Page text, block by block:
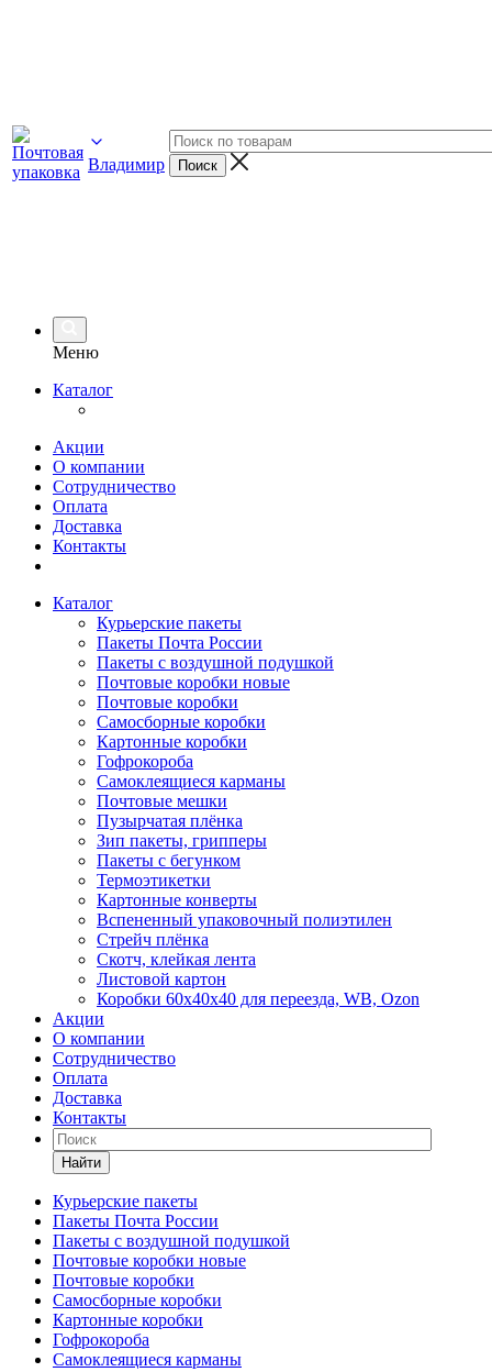
Владимир
Меню
Каталог
Акции
О компании
Сотрудничество
Оплата
Доставка
Контакты
Каталог
Курьерские пакеты
Пакеты Почта России
Пакеты с воздушной подушкой
Почтовые коробки новые
Почтовые коробки
Самосборные коробки
Картонные коробки
Гофрокороба
Самоклеящиеся карманы
Почтовые мешки
Пузырчатая плёнка
Зип пакеты, грипперы
Пакеты с бегунком
Термоэтикетки
Картонные конверты
Вспененный упаковочный полиэтилен
Стрейч плёнка
Скотч, клейкая лента
Листовой картон
Коробки 60х40х40 для переезда, WB, Ozon
Акции
О компании
Сотрудничество
Оплата
Доставка
Контакты
Найти
Курьерские пакеты
Пакеты Почта России
Пакеты с воздушной подушкой
Почтовые коробки новые
Почтовые коробки
Самосборные коробки
Картонные коробки
Гофрокороба
Самоклеящиеся карманы